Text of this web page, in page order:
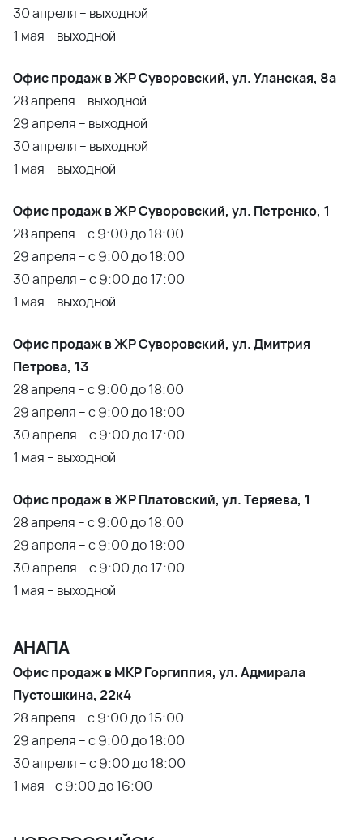
30 апреля – выходной
1 мая – выходной
Офис продаж в ЖР Суворовский, ул. Уланская, 8а
28 апреля – выходной
29 апреля – выходной
30 апреля – выходной
1 мая – выходной
Офис продаж в ЖР Суворовский, ул. Петренко, 1
28 апреля – с 9:00 до 18:00
29 апреля – с 9:00 до 18:00
30 апреля – с 9:00 до 17:00
1 мая – выходной
Офис продаж в ЖР Суворовский, ул. Дмитрия
Петрова, 13
28 апреля – с 9:00 до 18:00
29 апреля – с 9:00 до 18:00
30 апреля – с 9:00 до 17:00
1 мая – выходной
Офис продаж в ЖР Платовский, ул. Теряева, 1
28 апреля – с 9:00 до 18:00
29 апреля – с 9:00 до 18:00
30 апреля – с 9:00 до 17:00
1 мая – выходной
АНАПА
Офис продаж в МКР Горгиппия, ул. Адмирала
Пустошкина, 22к4
28 апреля – с 9:00 до 15:00
29 апреля – с 9:00 до 18:00
30 апреля – с 9:00 до 18:00
1 мая - с 9:00 до 16:00